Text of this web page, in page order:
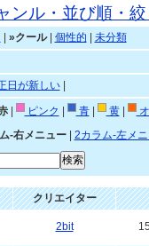
ンル・並び順・
»クール| 個性的
未分類
日が新しい|
| ピンク 青| 黄|
-右メニュー| 2カラム-左メ
クリエイター
2bit